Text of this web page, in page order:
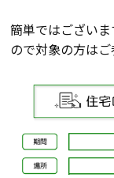
KATSUMIの標準
耐震性能+制震性
断熱・気密性能
簡単ではござい
ので対象の方は